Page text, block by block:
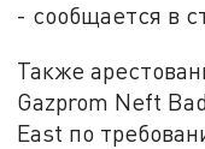
- сообщается в
Также
Gazprom Neft
East по